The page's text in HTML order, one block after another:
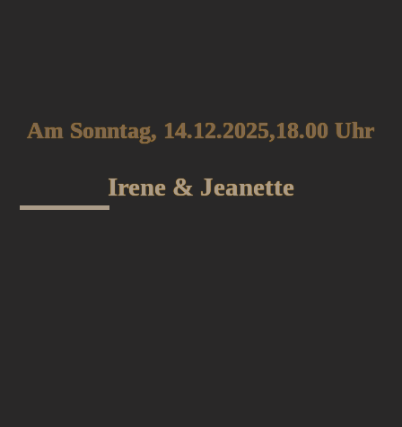
Am Sonntag, 14.12.2025,18.00 Uhr
Irene & Jeanette